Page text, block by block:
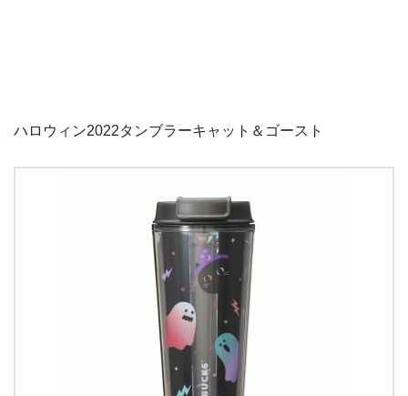
ハロウィン2022タンブラーキャット＆ゴースト